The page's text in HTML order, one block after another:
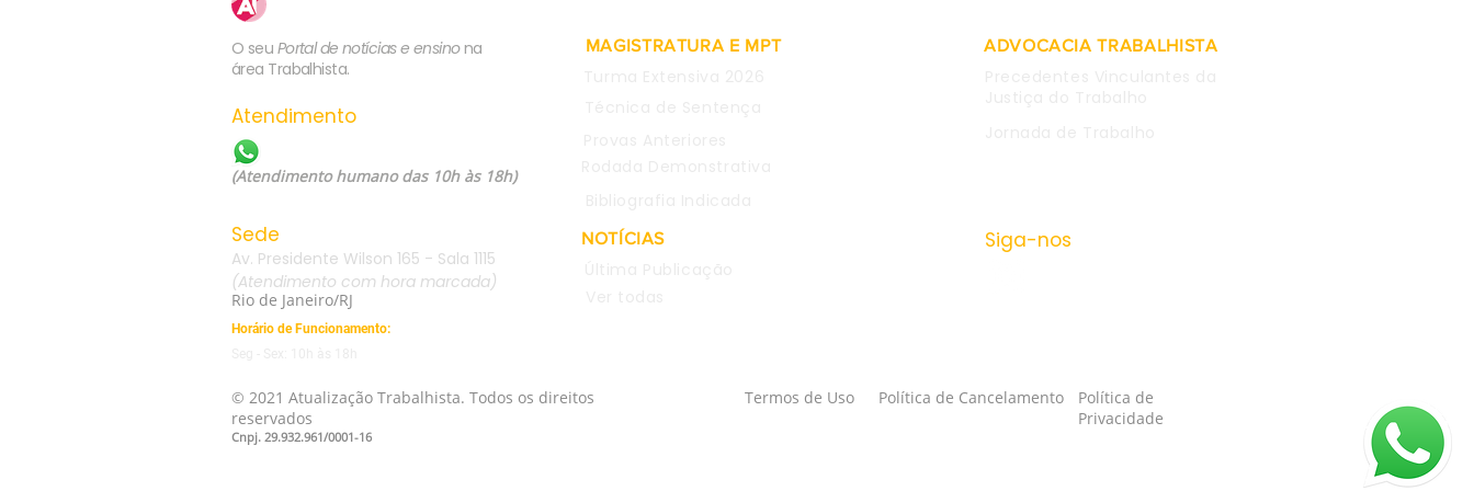
O seu Portal de notícias e ensino na
área Trabalhista.
Atendimento
(Atendimento humano das 10h às 18h)
Sede
Av. Presidente Wilson 165 - Sala 1115
(Atendimento com hora marcada)
Rio de Janeiro/RJ
MAGISTRATURA E MPT
NOTÍCIAS
ADVOCACIA TRABALHISTA
Siga-nos
Horário de Funcionamento:
© 2021 Atualização Trabalhista. Todos os direitos
reservados
Termos de Uso Política de Cancelamento
Política de
Privacidade
Cnpj. 29.932.961/0001-16